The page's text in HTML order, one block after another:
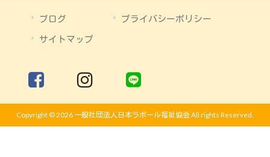
ブログ
プライバシーポリシー
サイトマップ
Copyright © 2026 一般社団法人日本ラポール福祉協会 All rights Reserved.